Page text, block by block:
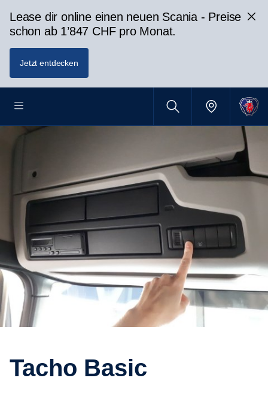
Lease dir online einen neuen Scania - Preise
schon ab 1’847 CHF pro Monat.
Jetzt entdecken
Tacho Basic